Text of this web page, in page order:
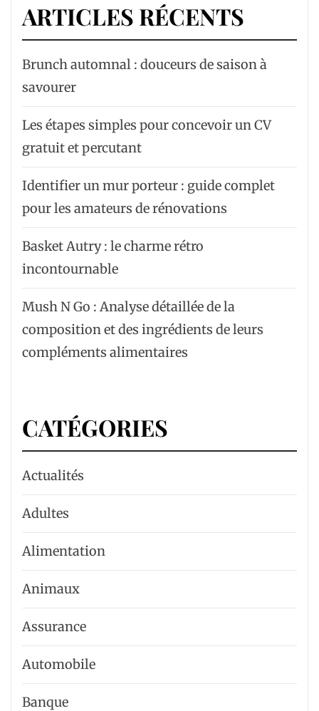
ARTICLES RÉCENTS
Brunch automnal : douceurs de saison à
savourer
Les étapes simples pour concevoir un CV
gratuit et percutant
Identifier un mur porteur : guide complet
pour les amateurs de rénovations
Basket Autry : le charme rétro
incontournable
Mush N Go : Analyse détaillée de la
composition et des ingrédients de leurs
compléments alimentaires
CATÉGORIES
Actualités
Adultes
Alimentation
Animaux
Assurance
Automobile
Banque